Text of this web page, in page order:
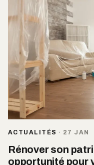
ACTUALITÉS · 27 JAN
Rénover son
opportunité pour